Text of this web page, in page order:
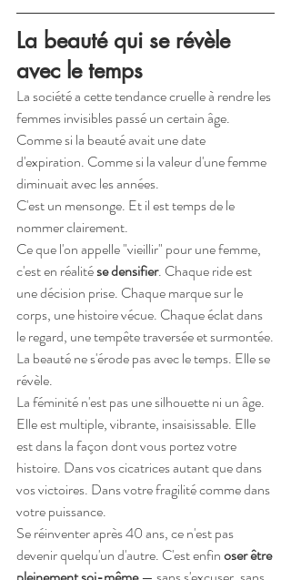
La beauté qui se révèle
avec le temps
La société a cette tendance cruelle à rendre les
femmes invisibles passé un certain âge.
Comme si la beauté avait une date
d'expiration. Comme si la valeur d'une femme
diminuait avec les années.
C'est un mensonge. Et il est temps de le
nommer clairement.
Ce que l'on appelle "vieillir" pour une femme,
c'est en réalité se densifier. Chaque ride est
une décision prise. Chaque marque sur le
corps, une histoire vécue. Chaque éclat dans
le regard, une tempête traversée et surmontée.
La beauté ne s'érode pas avec le temps. Elle se
révèle.
La féminité n'est pas une silhouette ni un âge.
Elle est multiple, vibrante, insaisissable. Elle
est dans la façon dont vous portez votre
histoire. Dans vos cicatrices autant que dans
vos victoires. Dans votre fragilité comme dans
votre puissance.
Se réinventer après 40 ans, ce n'est pas
devenir quelqu'un d'autre. C'est enfin oser être